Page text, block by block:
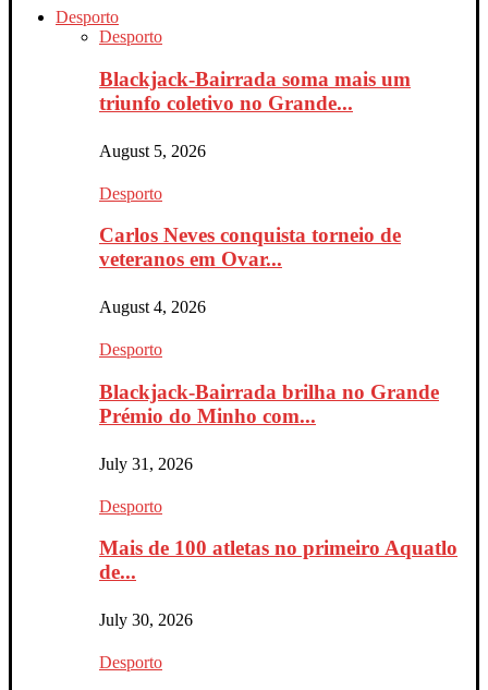
Desporto
Desporto
Blackjack-Bairrada soma mais um
triunfo coletivo no Grande...
August 5, 2026
Desporto
Carlos Neves conquista torneio de
veteranos em Ovar...
August 4, 2026
Desporto
Blackjack-Bairrada brilha no Grande
Prémio do Minho com...
July 31, 2026
Desporto
Mais de 100 atletas no primeiro Aquatlo
de...
July 30, 2026
Desporto